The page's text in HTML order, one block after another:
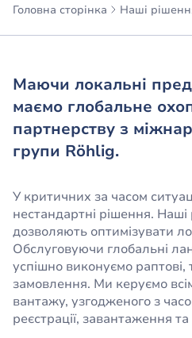
Головна сторінка Наші
Маючи локальні
маємо глобальне
партнерству з
групи Röhlig.
У критичних за часом
нестандартні рішення. Наші
дозволяють оптимізувати
Обслуговуючи глобальні
успішно виконуємо раптові,
замовлення. Ми керуємо
вантажу, узгодженого з
реєстрації, завантаження